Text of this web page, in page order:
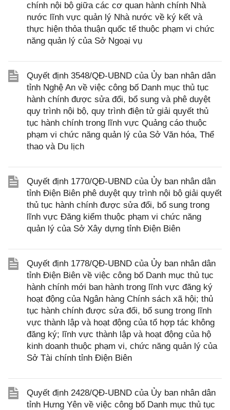
chính nội bộ giữa các cơ quan hành chính Nhà
nước lĩnh vực quản lý Nhà nước về ký kết và
thực hiện thỏa thuận quốc tế thuộc phạm vi chức
năng quản lý của Sở Ngoại vụ
Quyết định 3548/QĐ-UBND của Ủy ban nhân dân
tỉnh Nghệ An về việc công bố Danh mục thủ tục
hành chính được sửa đổi, bổ sung và phê duyệt
quy trình nội bộ, quy trình điện tử giải quyết thủ
tục hành chính trong lĩnh vực Quảng cáo thuộc
phạm vi chức năng quản lý của Sở Văn hóa, Thể
thao và Du lịch
Quyết định 1770/QĐ-UBND của Ủy ban nhân dân
tỉnh Điện Biên phê duyệt quy trình nội bộ giải quyết
thủ tục hành chính được sửa đổi, bổ sung trong
lĩnh vực Đăng kiểm thuộc phạm vi chức năng
quản lý của Sở Xây dựng tỉnh Điện Biên
Quyết định 1778/QĐ-UBND của Ủy ban nhân dân
tỉnh Điện Biên về việc công bố Danh mục thủ tục
hành chính mới ban hành trong lĩnh vực đăng ký
hoạt động của Ngân hàng Chính sách xã hội; thủ
tục hành chính được sửa đổi, bổ sung trong lĩnh
vực thành lập và hoạt động của tổ hợp tác không
đăng ký; lĩnh vực thành lập và hoạt động của hộ
kinh doanh thuộc phạm vi, chức năng quản lý của
Sở Tài chính tỉnh Điện Biên
Quyết định 2428/QĐ-UBND của Ủy ban nhân dân
tỉnh Hưng Yên về việc công bố Danh mục thủ tục